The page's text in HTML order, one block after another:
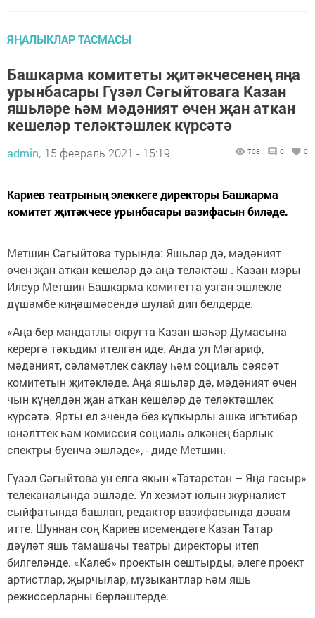
ЯҢАЛЫКЛАР ТАСМАСЫ
Башкарма комитеты җитәкчесенең яңа
урынбасары Гүзәл Сәгыйтовага Казан
яшьләре һәм мәдәният өчен җан аткан
кешеләр теләктәшлек күрсәтә
admin, 15 февраль 2021 - 15:19 708 0 0
Кариев театрының элеккеге директоры Башкарма
комитет җитәкчесе урынбасары вазифасын биләде.
Метшин Сәгыйтова турында: Яшьләр дә, мәдәният
өчен җан аткан кешеләр дә аңа теләктәш . Казан мэры
Илсур Метшин Башкарма комитетта узган эшлекле
дүшәмбе киңәшмәсендә шулай дип белдерде.
«Аңа бер мандатлы округта Казан шәһәр Думасына
керергә тәкъдим ителгән иде. Анда ул Мәгариф,
мәдәният, сәламәтлек саклау һәм социаль сәясәт
комитетын җитәкләде. Аңа яшьләр дә, мәдәният өчен
чын күңелдән җан аткан кешеләр дә теләктәшлек
күрсәтә. Ярты ел эчендә без күпкырлы эшкә игътибар
юнәлттек һәм комиссия социаль өлкәнең барлык
спектры буенча эшләде», - диде Метшин.
Гүзәл Сәгыйтова ун елга якын «Татарстан – Яңа гасыр»
телеканалында эшләде. Ул хезмәт юлын журналист
сыйфатында башлап, редактор вазифасында дәвам
итте. Шуннан соң Кариев исемендәге Казан Татар
дәүләт яшь тамашачы театры директоры итеп
билгеләнде. «Калеб» проектын оештырды, әлеге проект
артистлар, җырчылар, музыкантлар һәм яшь
режиссерларны берләштерде.